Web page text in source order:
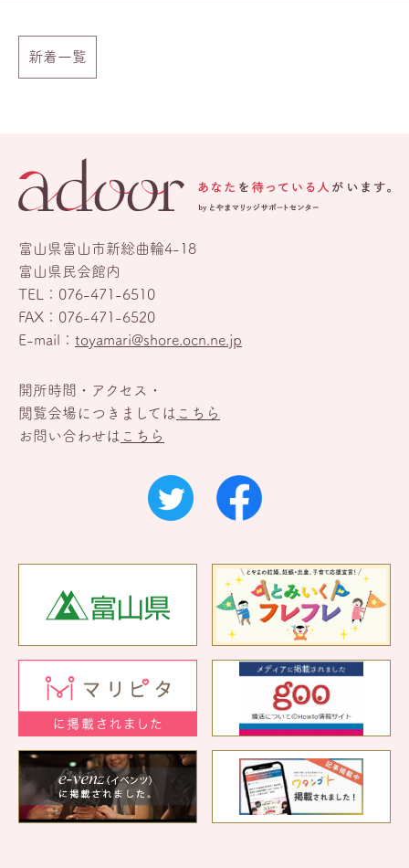
新着一覧
富山県富山市新総曲輪4-18
富山県民会館内
TEL： 076-471-6510
FAX：076-471-6520
E-mail： toyamari@shore.ocn.ne.jp
開所時間・アクセス・
閲覧会場につきましては こちら
お問い合わせは こちら